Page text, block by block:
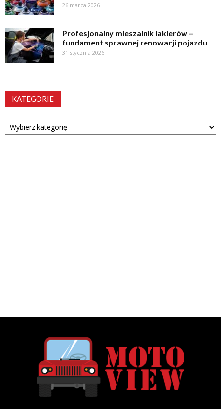
26 marca 2026
Profesjonalny mieszalnik lakierów –
fundament sprawnej renowacji pojazdu
31 stycznia 2026
KATEGORIE
Kategorie